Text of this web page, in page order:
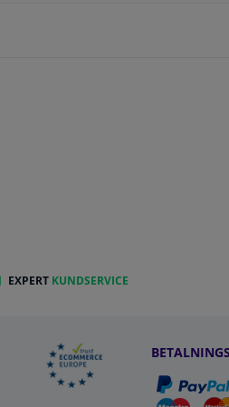
EXPERT KUNDSERVICE